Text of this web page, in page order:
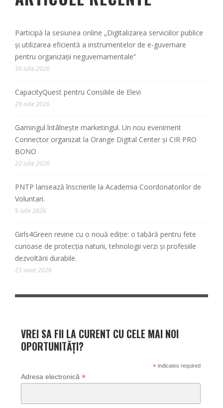
Participă la sesiunea online „Digitalizarea serviciilor publice
și utilizarea eficientă a instrumentelor de e-guvernare
pentru organizații neguvernamentale”
30 iulie 2026
CapacityQuest pentru Consiliile de Elevi
29 iulie 2026
Gamingul întâlnește marketingul. Un nou eveniment
Connector organizat la Orange Digital Center și CIR PRO
BONO
22 iulie 2026
PNTP lansează înscrierile la Academia Coordonatorilor de
Voluntari.
9 iulie 2026
Girls4Green revine cu o nouă ediție: o tabără pentru fete
curioase de protecția naturii, tehnologii verzi și profesiile
dezvoltării durabile.
23 iunie 2026
VREI SA FII LA CURENT CU CELE MAI NOI
OPORTUNITĂȚI?
*indicates required
Adresa electronică *